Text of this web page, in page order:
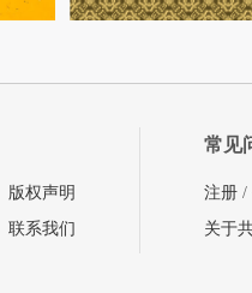
版权声明
联系我们
常见
注册 /
关于